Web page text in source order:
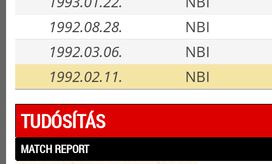
1992.08.28.
NBI
1992.03.06.
NBI
1992.02.11.
NBI
TUDÓSÍTÁS
MATCH REPORT